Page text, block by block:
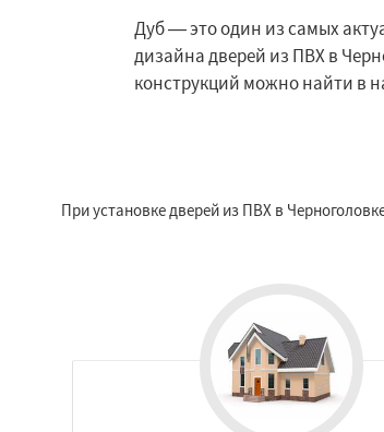
Дуб — это один из самых
дизайна дверей из ПВХ в
конструкций можно найти в
При установке дверей из ПВХ в